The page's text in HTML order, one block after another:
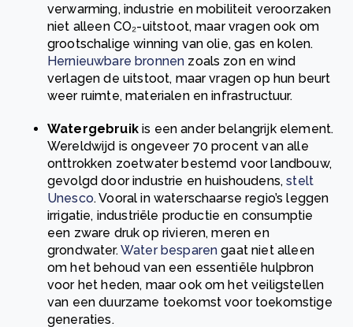
verwarming, industrie en mobiliteit veroorzaken
niet alleen CO₂-uitstoot, maar vragen ook om
grootschalige winning van olie, gas en kolen.
Hernieuwbare bronnen zoals zon en wind
verlagen de uitstoot, maar vragen op hun beurt
weer ruimte, materialen en infrastructuur.
Watergebruikis een ander belangrijk element.
Wereldwijd is ongeveer 70 procent van alle
onttrokken zoetwater bestemd voor landbouw,
gevolgd door industrie en huishoudens,stelt
Unesco. Vooral in waterschaarse regio’s leggen
irrigatie, industriële productie en consumptie
een zware druk op rivieren, meren en
grondwater. Water besparen gaat niet alleen
om het behoud van een essentiële hulpbron
voor het heden, maar ook om het veiligstellen
van een duurzame toekomst voor toekomstige
generaties.